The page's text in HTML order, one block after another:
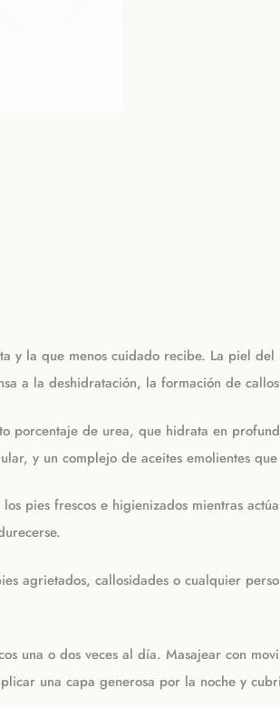
y la que menos cuidado recibe. La piel
a la deshidratación, la formación de
porcentaje de urea, que hidrata en
y un complejo de aceites emolientes
pies frescos e higienizados mientras
agrietados, callosidades o cualquier
una o dos veces al día. Masajear con
una capa generosa por la noche y